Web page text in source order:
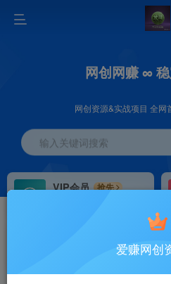
网创网赚 ∞
网创资源&实战项目 全
输入关键词搜索
VIP会员
抢先
会员专属推广链接爱赚网创